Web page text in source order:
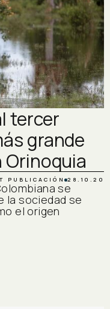
tercer
grande
Orinoquia
PUBLICACIÓN 28.10.20
se
la sociedad se
el origen